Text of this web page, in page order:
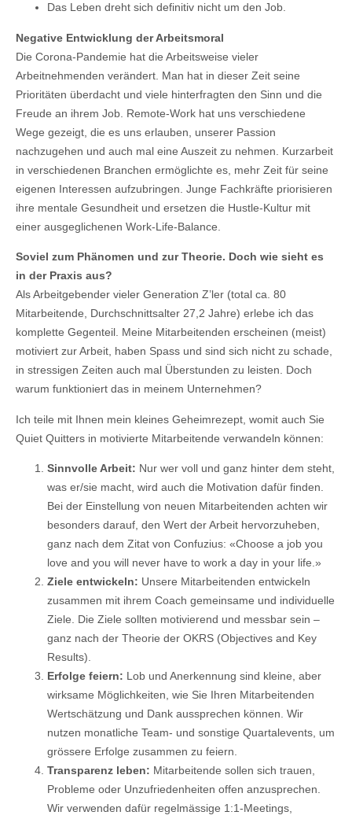
Das Leben dreht sich definitiv nicht um den Job.
Negative Entwicklung der Arbeitsmoral
Die Corona-Pandemie hat die Arbeitsweise vieler
Arbeitnehmenden verändert. Man hat in dieser Zeit seine
Prioritäten überdacht und viele hinterfragten den Sinn und die
Freude an ihrem Job. Remote-Work hat uns verschiedene
Wege gezeigt, die es uns erlauben, unserer Passion
nachzugehen und auch mal eine Auszeit zu nehmen. Kurzarbeit
in verschiedenen Branchen ermöglichte es, mehr Zeit für seine
eigenen Interessen aufzubringen. Junge Fachkräfte priorisieren
ihre mentale Gesundheit und ersetzen die Hustle-Kultur mit
einer ausgeglichenen Work-Life-Balance.
Soviel zum Phänomen und zur Theorie. Doch wie sieht es
in der Praxis aus?
Als Arbeitgebender vieler Generation Z’ler (total ca. 80
Mitarbeitende, Durchschnittsalter 27,2 Jahre) erlebe ich das
komplette Gegenteil. Meine Mitarbeitenden erscheinen (meist)
motiviert zur Arbeit, haben Spass und sind sich nicht zu schade,
in stressigen Zeiten auch mal Überstunden zu leisten. Doch
warum funktioniert das in meinem Unternehmen?
Ich teile mit Ihnen mein kleines Geheimrezept, womit auch Sie
Quiet Quitters in motivierte Mitarbeitende verwandeln können:
Sinnvolle Arbeit: Nur wer voll und ganz hinter dem steht,
was er/sie macht, wird auch die Motivation dafür finden.
Bei der Einstellung von neuen Mitarbeitenden achten wir
besonders darauf, den Wert der Arbeit hervorzuheben,
ganz nach dem Zitat von Confuzius: «Choose a job you
love and you will never have to work a day in your life.»
Ziele entwickeln: Unsere Mitarbeitenden entwickeln
zusammen mit ihrem Coach gemeinsame und individuelle
Ziele. Die Ziele sollten motivierend und messbar sein –
ganz nach der Theorie der OKRS (Objectives and Key
Results).
Erfolge feiern: Lob und Anerkennung sind kleine, aber
wirksame Möglichkeiten, wie Sie Ihren Mitarbeitenden
Wertschätzung und Dank aussprechen können. Wir
nutzen monatliche Team- und sonstige Quartalevents, um
grössere Erfolge zusammen zu feiern.
Transparenz leben: Mitarbeitende sollen sich trauen,
Probleme oder Unzufriedenheiten offen anzusprechen.
Wir verwenden dafür regelmässige 1:1-Meetings,